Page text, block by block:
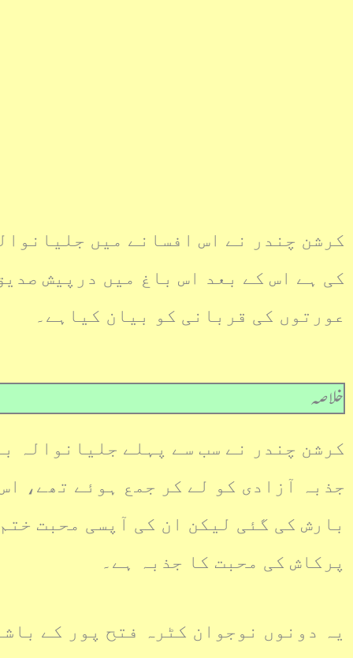
کرشن چندر نے اس افسانے میں
کی ہے اس کے بعد اس باغ میں درپیش
عورتوں کی قربانی کو بیان کیاہے۔
خلاصہ
کرشن چندر نے سب سے پہلے جلیانوالہ
جذبہ آزادی کو لے کر جمع ہوئے تھے،
بارش کی گئی لیکن ان کی آپسی محبت
پرکاش کی محبت کا جذبہ ہے۔
یہ دونوں نوجوان کٹرہ فتح پور کے